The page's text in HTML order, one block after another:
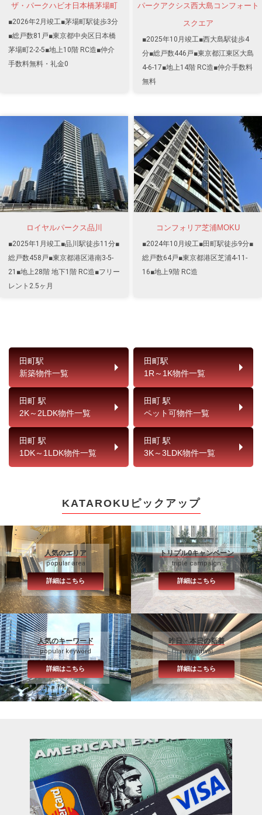
ザ・パークハビオ日本橋茅場町
■2026年2月竣工■茅場町駅徒歩3分
■総戸数81戸■東京都中央区日本橋
茅場町2-2-5■地上10階 RC造■仲介
手数料無料・礼金0
パークアクシス西大島コンフォート
スクエア
■2025年10月竣工■西大島駅徒歩4
分■総戸数446戸■東京都江東区大島
4-6-17■地上14階 RC造■仲介手数料
無料
ロイヤルパークス品川
■2025年1月竣工■品川駅徒歩11分■
総戸数458戸■東京都港区港南3-5-
21■地上28階 地下1階 RC造■フリー
レント2.5ヶ月
コンフォリア芝浦MOKU
■2024年10月竣工■田町駅徒歩9分■
総戸数64戸■東京都港区芝浦4-11-
16■地上9階 RC造
田町駅
新築物件一覧
田町駅
1R～1K物件一覧
田町 駅
2K～2LDK物件一覧
田町 駅
ペット可物件一覧
田町 駅
1DK～1LDK物件一覧
田町 駅
3K～3LDK物件一覧
KATAROKUピックアップ
人気のエリア
popular area
詳細はこちら
トリプル0キャンペーン
triple campaign
詳細はこちら
人気のキーワード
popular keyword
詳細はこちら
昨日・本日の新着
new arrival
詳細はこちら